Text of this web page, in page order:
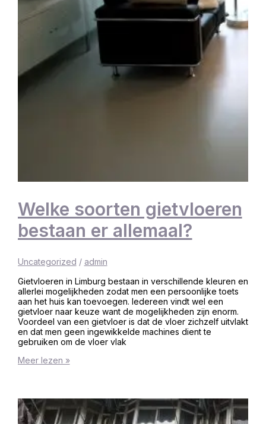
Welke soorten gietvloeren
bestaan er allemaal?
Uncategorized / admin
Gietvloeren in Limburg bestaan in verschillende kleuren en
allerlei mogelijkheden zodat men een persoonlijke toets
aan het huis kan toevoegen. Iedereen vindt wel een
gietvloer naar keuze want de mogelijkheden zijn enorm.
Voordeel van een gietvloer is dat de vloer zichzelf uitvlakt
en dat men geen ingewikkelde machines dient te
gebruiken om de vloer vlak
Meer lezen »